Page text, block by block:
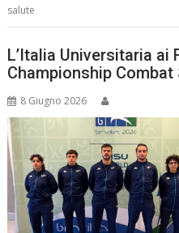
salute
L’Italia Universitaria ai
Championship Combat
8 Giugno 2026